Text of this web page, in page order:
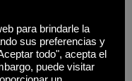
para brindarle la
sus preferencias y
todo", acepta el
puede visitar